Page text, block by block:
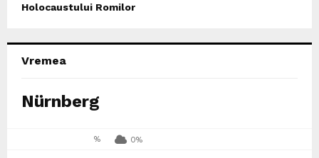
Holocaustului Romilor
Vremea
Nürnberg
% 0%